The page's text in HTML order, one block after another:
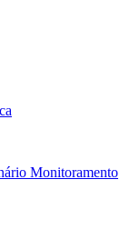
Monitoramento